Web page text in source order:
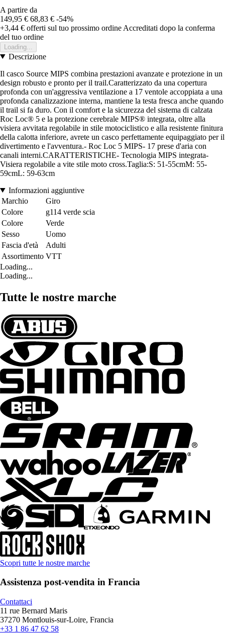
A partire da
149,95 € 68,83 € -54%
+3,44 € offerti sul tuo prossimo ordine Accreditati dopo la conferma
del tuo ordine
Loading...
Descrizione
Il casco Source MIPS combina prestazioni avanzate e protezione in un
design robusto e pronto per il trail.Caratterizzato da una copertura
profonda con un'aggressiva ventilazione a 17 ventole accoppiata a una
profonda canalizzazione interna, mantiene la testa fresca anche quando
il trail si fa duro. Con il comfort e la sicurezza del sistema di calzata
Roc Loc® 5 e la protezione cerebrale MIPS® integrata, oltre alla
visiera avvitata regolabile in stile motociclistico e alla resistente finitura
della calotta inferiore, avrete un casco perfettamente equipaggiato per il
divertimento e l'avventura.- Roc Loc 5 MIPS- 17 prese d'aria con
canali interni.CARATTERISTICHE- Tecnologia MIPS integrata-
Visiera regolabile a vite stile moto cross.Taglia:S: 51-55cmM: 55-
59cmL: 59-63cm
Informazioni aggiuntive
Marchio
Giro
Colore
g114 verde scia
Colore
Verde
Sesso
Uomo
Fascia d'età
Adulti
Assortimento VTT
Loading...
Loading...
Tutte le nostre marche
Scopri tutte le nostre marche
Assistenza post-vendita in Francia
Contattaci
11 rue Bernard Maris
37270 Montlouis-sur-Loire, Francia
+33 1 86 47 62 58